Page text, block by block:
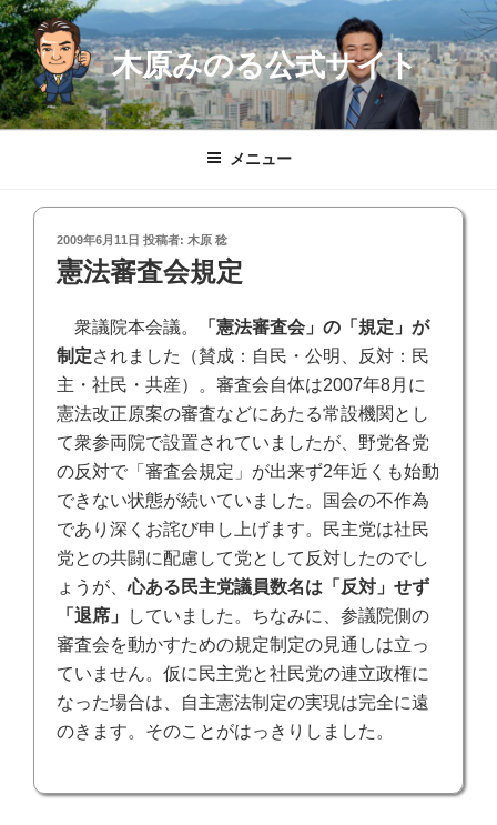
コ
ン
テ
ン
ツ
木原みのる公式サイト
メニュー
投
稿
日:
2009年6月11日 投稿者: 木原 稔
憲法審査会規定
衆議院本会議。
「憲法審査会」の「規定」が
制定されました（賛成：自民・公明、反対：民
主・社民・共産）。審査会自体は2007年8月に
憲法改正原案の審査などにあたる常設機関とし
て衆参両院で設置されていましたが、野党各党
の反対で「審査会規定」が出来ず2年近くも始動
できない状態が続いていました。国会の不作為
であり深くお詫び申し上げます。民主党は社民
党との共闘に配慮して党と して反対したのでし
ょうが、心ある民主党議員数名は「反対」せず
「退席」
していました。ちなみに、参議院側の
審査会を動かすための規定制定の見通しは立っ
ていません。仮に民主党と社民党の連立政権に
なった場合は、自主憲法制定の実現は完全に遠
のきます。そのことがはっきりしました。